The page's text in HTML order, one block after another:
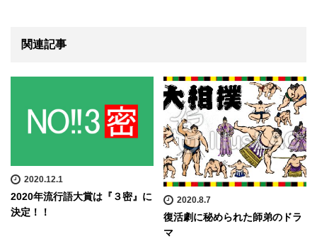
関連記事
2020.12.1
2020年流行語大賞は『３密』に
決定！！
2020.8.7
復活劇に秘められた師弟のドラ
マ